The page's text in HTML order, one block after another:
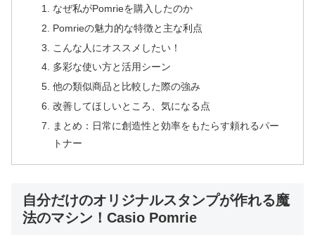
なぜ私がPomrieを購入したのか
Pomrieの魅力的な特徴と主な利点
こんな人にオススメしたい！
多彩な使い方と活用シーン
他の類似商品と比較した際の強み
改善してほしいところ、気になる点
まとめ：日常に創造性と効率をもたらす頼れるパー
トナー
自分だけのオリジナルスタンプが作れる魔
法のマシン！Casio Pomrie